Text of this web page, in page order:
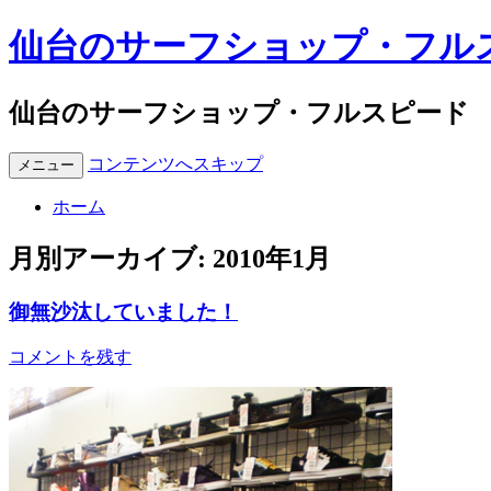
仙台のサーフショップ・フル
仙台のサーフショップ・フルスピード
メニュー コンテンツへスキップ
ホーム
月別アーカイブ: 2010年1月
御無沙汰していました！
コメントを残す